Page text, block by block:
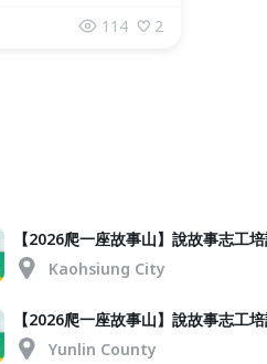
114 2
【2026爬一座故事山】說故事志工
Kaohsiung City
【2026爬一座故事山】說故事志工
Yunlin County